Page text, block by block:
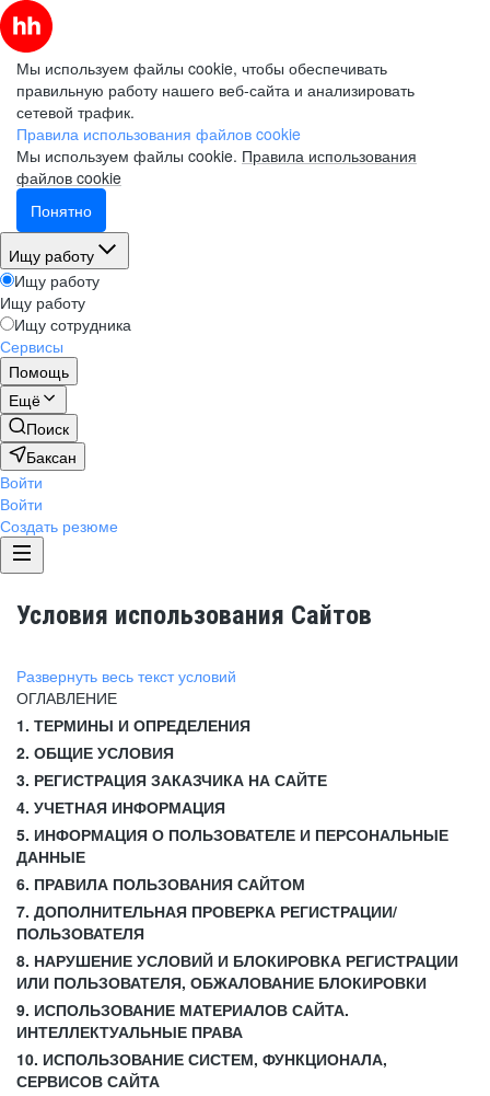
Мы используем файлы cookie, чтобы обеспечивать
правильную работу нашего веб-сайта и анализировать
сетевой трафик.
Правила использования файлов cookie
Мы используем файлы cookie. Правила использования
файлов cookie
Понятно
Ищу работу
Ищу работу
Ищу работу
Ищу сотрудника
Сервисы
Помощь
Ещё
Поиск
Баксан
Войти
Войти
Создать резюме
Условия использования Сайтов
Развернуть весь текст условий
ОГЛАВЛЕНИЕ
1. ТЕРМИНЫ И ОПРЕДЕЛЕНИЯ
2. ОБЩИЕ УСЛОВИЯ
3. РЕГИСТРАЦИЯ ЗАКАЗЧИКА НА САЙТЕ
4. УЧЕТНАЯ ИНФОРМАЦИЯ
5. ИНФОРМАЦИЯ О ПОЛЬЗОВАТЕЛЕ И ПЕРСОНАЛЬНЫЕ
ДАННЫЕ
6. ПРАВИЛА ПОЛЬЗОВАНИЯ САЙТОМ
7. ДОПОЛНИТЕЛЬНАЯ ПРОВЕРКА РЕГИСТРАЦИИ/
ПОЛЬЗОВАТЕЛЯ
8. НАРУШЕНИЕ УСЛОВИЙ И БЛОКИРОВКА РЕГИСТРАЦИИ
ИЛИ ПОЛЬЗОВАТЕЛЯ, ОБЖАЛОВАНИЕ БЛОКИРОВКИ
9. ИСПОЛЬЗОВАНИЕ МАТЕРИАЛОВ САЙТА.
ИНТЕЛЛЕКТУАЛЬНЫЕ ПРАВА
10. ИСПОЛЬЗОВАНИЕ СИСТЕМ, ФУНКЦИОНАЛА,
СЕРВИСОВ САЙТА